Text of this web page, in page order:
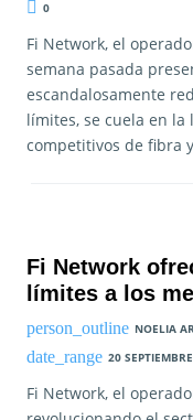
0
Fi Network, el
semana pasada
escandalosamente
límites, se cuela en la
competitivos de fibra
Fi Network
límites a los
NOELIA
20
Fi Network, el